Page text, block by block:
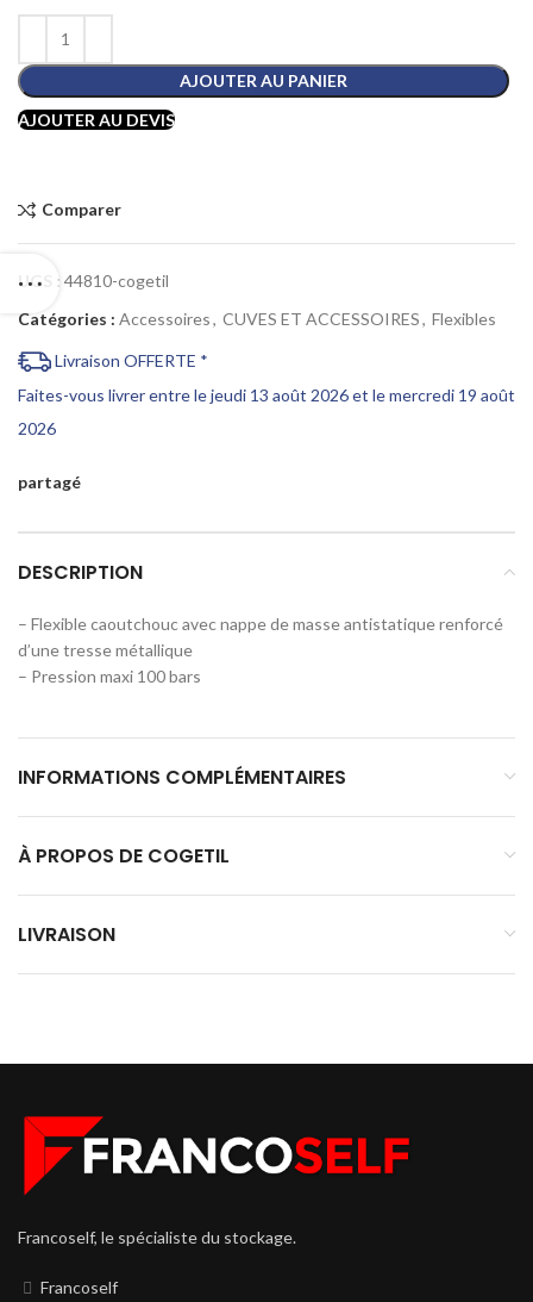
AJOUTER AU PANIER
AJOUTER AU DEVIS
Comparer
UGS : 44810-cogetil
Catégories : Accessoires, CUVES ET ACCESSOIRES, Flexibles
Livraison OFFERTE *
Faites-vous livrer entre le jeudi 13 août 2026 et le mercredi 19 août
2026
partagé
DESCRIPTION
– Flexible caoutchouc avec nappe de masse antistatique renforcé
d’une tresse métallique
– Pression maxi 100 bars
INFORMATIONS COMPLÉMENTAIRES
À PROPOS DE COGETIL
LIVRAISON
Francoself, le spécialiste du stockage.
Francoself